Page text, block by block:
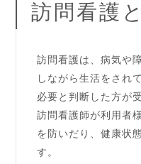
訪問看護
訪問看護は、病気や
しながら生活をされ
必要と判断した方が
訪問看護師が利用者
を防いだり、健康状
す。